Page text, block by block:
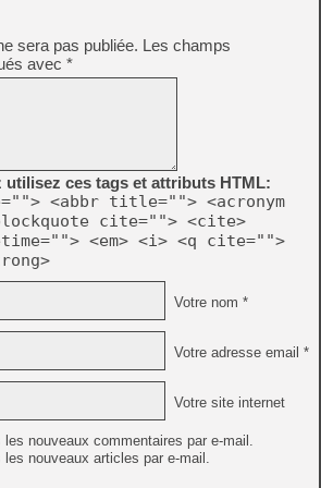
sera pas publiée. Les champs
avec *
utilisez ces tags et attributs HTML:
<abbr title=""> <acronym
cite=""> <cite>
<em> <i> <q cite="">
Votre nom *
Votre adresse email *
Votre site internet
les nouveaux commentaires par e-mail.
les nouveaux articles par e-mail.